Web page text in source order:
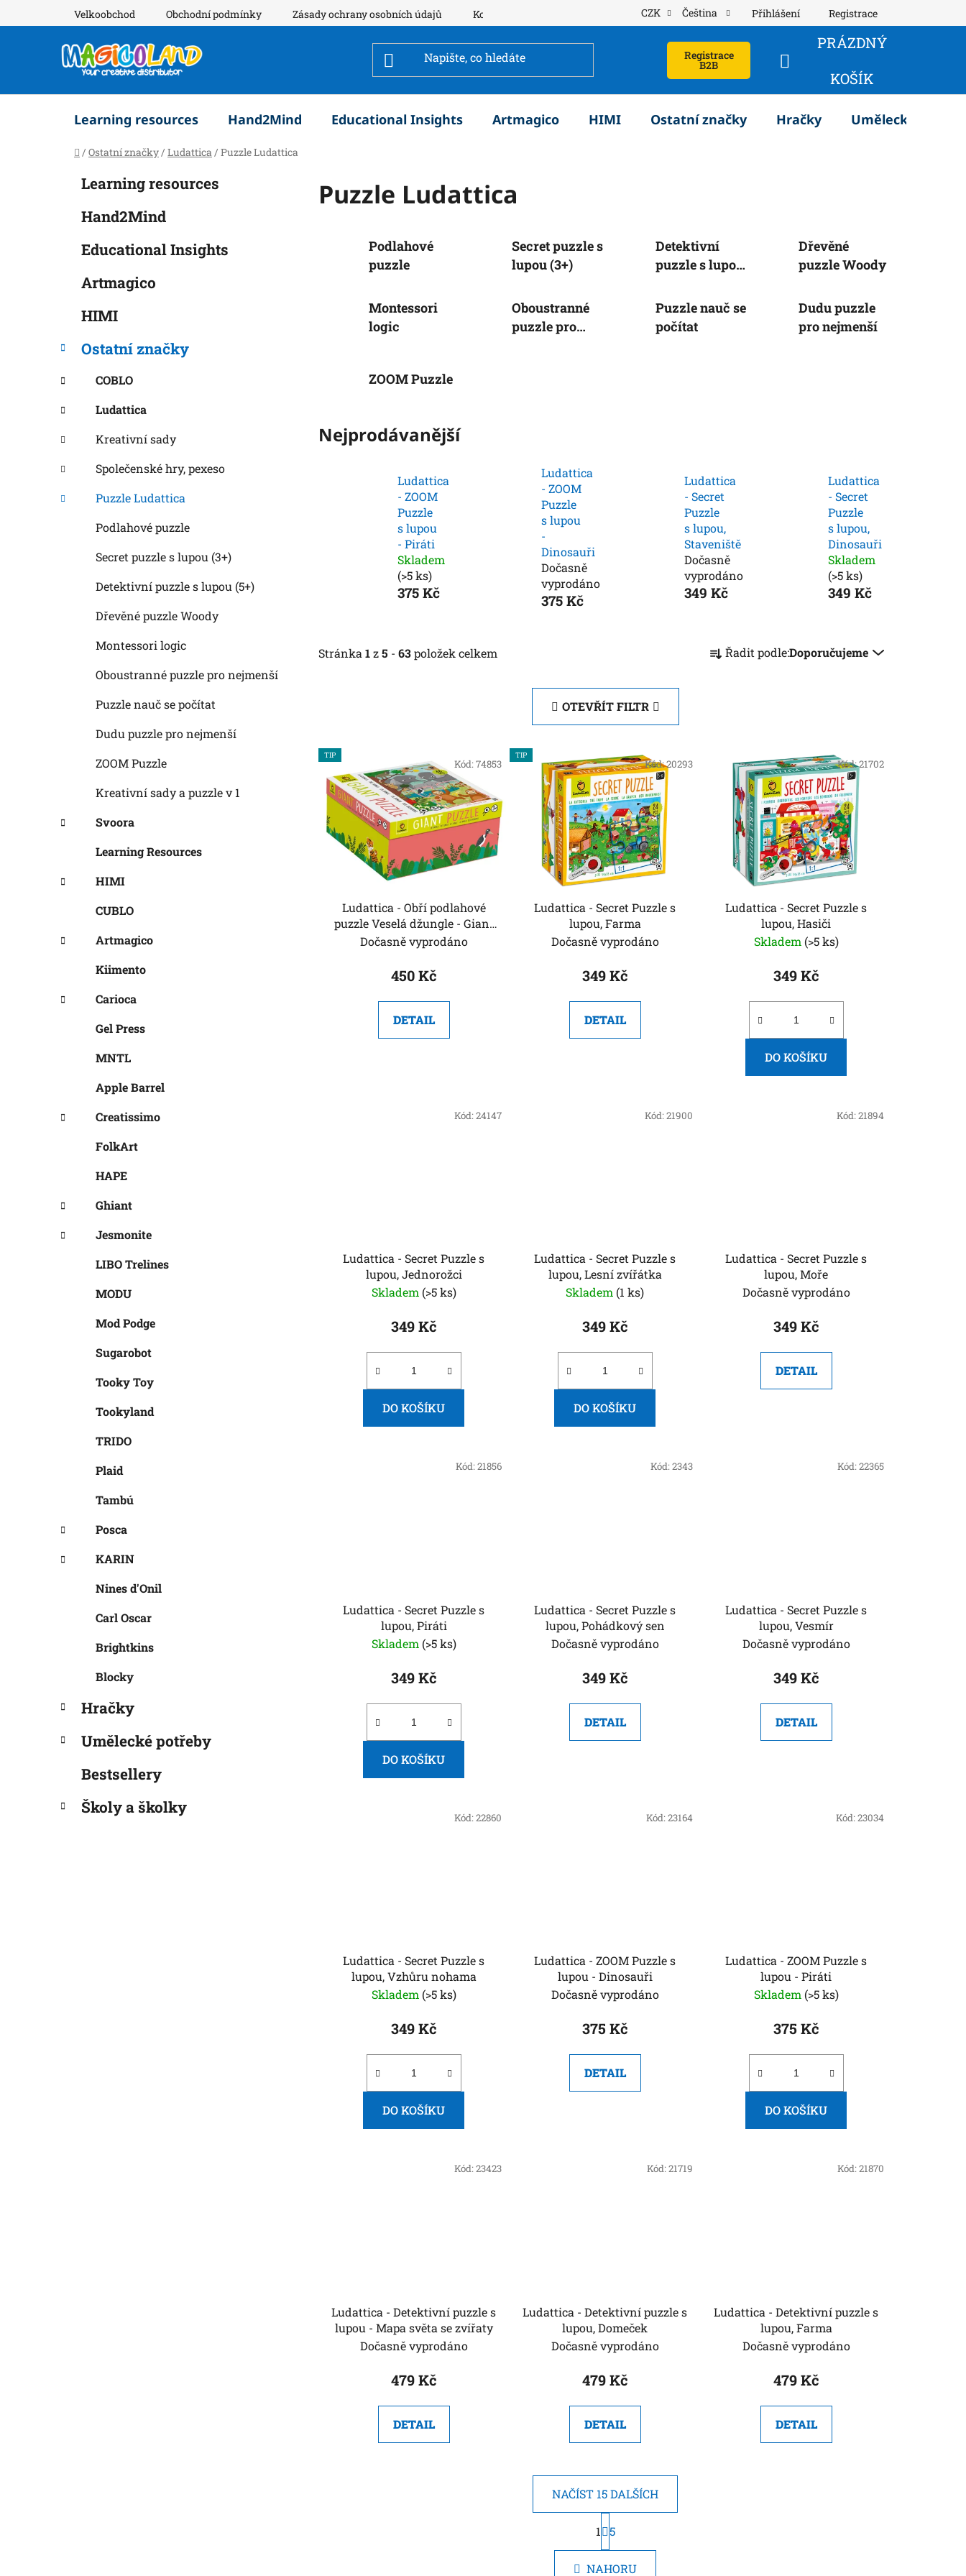
na
Velkoobchod Obchodní podmínky Zásady ochrany osobních údajů Kontakty CZK Čeština Přihlášení Registrace
Registrace
B2B
NÁKUPNÍ
KOŠÍK
PRÁZDNÝ
KOŠÍK
Learning resources Hand2Mind Educational Insights Artmagico HIMI Ostatní značky Hračky Umělecké
Domů
/ Ostatní značky / Ludattica / Puzzle Ludattica
p
n
l
kategorie
Learning resources
Hand2Mind
Educational Insights
Artmagico
HIMI
Ostatní značky
COBLO
Ludattica
Kreativní sady
Společenské hry, pexeso
Puzzle Ludattica
Podlahové puzzle
Secret puzzle s lupou (3+)
Detektivní puzzle s lupou (5+)
Dřevěné puzzle Woody
Montessori logic
Oboustranné puzzle pro nejmenší
Puzzle nauč se počítat
Dudu puzzle pro nejmenší
ZOOM Puzzle
Kreativní sady a puzzle v 1
Svoora
Learning Resources
HIMI
CUBLO
Artmagico
Kiimento
Carioca
Gel Press
MNTL
Apple Barrel
Creatissimo
FolkArt
HAPE
Ghiant
Jesmonite
LIBO Trelines
MODU
Mod Podge
Sugarobot
Tooky Toy
Tookyland
TRIDO
Plaid
Tambú
Posca
KARIN
Nines d'Onil
Carl Oscar
Brightkins
Blocky
Hračky
Umělecké potřeby
Bestsellery
Školy a školky
Puzzle Ludattica
Podlahové
puzzle
Secret puzzle s
lupou (3+)
Detektivní
puzzle s lupou
Dřevěné
puzzle Woody
Montessori
logic
Oboustranné
puzzle pro
Puzzle nauč se
počítat
Dudu puzzle
pro nejmenší
ZOOM Puzzle
Nejprodávanější
Ludattica
- ZOOM
Puzzle
s lupou
- Piráti
Skladem
(>5 ks)
375 Kč
Ludattica
- ZOOM
Puzzle
s lupou
-
Dinosauři
Dočasně
vyprodáno
375 Kč
Ludattica
- Secret
Puzzle
s lupou,
Staveniště
Dočasně
vyprodáno
349 Kč
Ludattica
- Secret
Puzzle
s lupou,
Dinosauři
Skladem
(>5 ks)
349 Kč
Stránka 1z5 - 63položek celkem a Řadit podle:Doporučujeme
OTEVŘÍT FILTR
V
ý
p
TIP
Ludattica - Obří podlahové
puzzle Veselá džungle - Giant
Puzzle
Dočasně vyprodáno
450 Kč
DETAIL
Kód:74853
TIP
Ludattica - Secret Puzzle s
lupou, Farma
Dočasně vyprodáno
349 Kč
DETAIL
Kód:20293
Ludattica - Secret Puzzle s
lupou, Hasiči
Skladem (>5 ks)
349 Kč
DO KOŠÍKU
Kód:21702
Ludattica - Secret Puzzle s
lupou, Jednorožci
Skladem (>5 ks)
349 Kč
DO KOŠÍKU
Kód:24147
Ludattica - Secret Puzzle s
lupou, Lesní zvířátka
Skladem (1 ks)
349 Kč
DO KOŠÍKU
Kód:21900
Ludattica - Secret Puzzle s
lupou, Moře
Dočasně vyprodáno
349 Kč
DETAIL
Kód:21894
Ludattica - Secret Puzzle s
lupou, Piráti
Skladem (>5 ks)
349 Kč
DO KOŠÍKU
Kód:21856
Ludattica - Secret Puzzle s
lupou, Pohádkový sen
Dočasně vyprodáno
349 Kč
DETAIL
Kód:2343
Ludattica - Secret Puzzle s
lupou, Vesmír
Dočasně vyprodáno
349 Kč
DETAIL
Kód:22365
Ludattica - Secret Puzzle s
lupou, Vzhůru nohama
Skladem (>5 ks)
349 Kč
DO KOŠÍKU
Kód:22860
Ludattica - ZOOM Puzzle s
lupou - Dinosauři
Dočasně vyprodáno
375 Kč
DETAIL
Kód:23164
Ludattica - ZOOM Puzzle s
lupou - Piráti
Skladem (>5 ks)
375 Kč
DO KOŠÍKU
Kód:23034
Ludattica - Detektivní puzzle s
lupou - Mapa světa se zvířaty
Dočasně vyprodáno
479 Kč
DETAIL
Kód:23423
Ludattica - Detektivní puzzle s
lupou, Domeček
Dočasně vyprodáno
479 Kč
DETAIL
Kód:21719
Ludattica - Detektivní puzzle s
lupou, Farma
Dočasně vyprodáno
479 Kč
DETAIL
Kód:21870
O
v
l
NAČÍST 15 DALŠÍCH
S
t
r
1 5
NAHORU